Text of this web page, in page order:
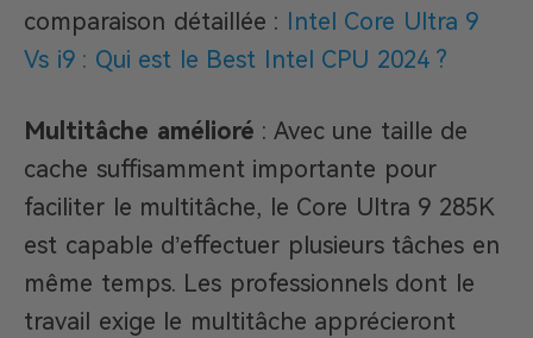
comparaison détaillée :
Intel Core Ultra 9
Vs i9 : Qui est le Best Intel CPU 2024 ?
Multitâche amélioré : Avec une taille de
cache suffisamment importante pour
faciliter le multitâche, le Core Ultra 9 285K
est capable d’effectuer plusieurs tâches en
même temps. Les professionnels dont le
travail exige le multitâche apprécieront